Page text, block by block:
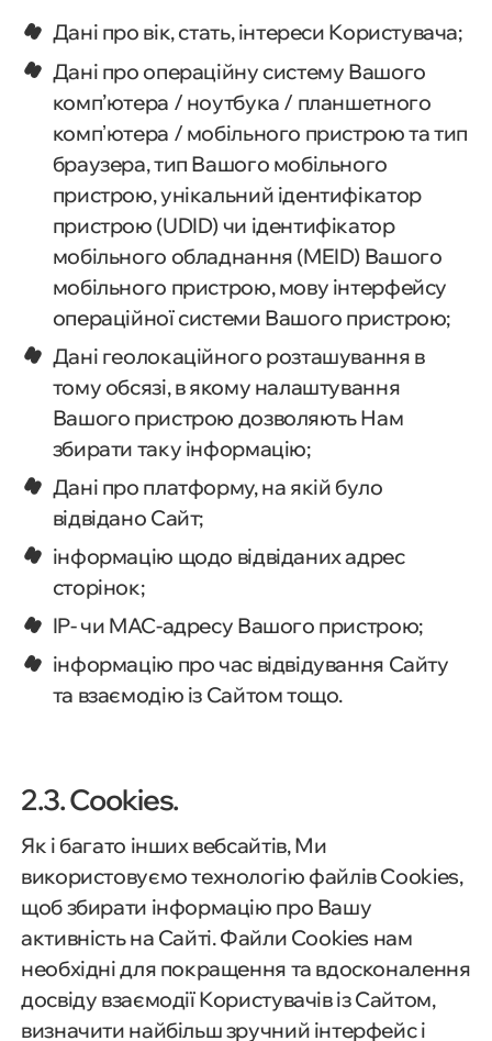
Дані про вік, стать, інтереси Користувача;
Дані про операційну систему Вашого
комп’ютера / ноутбука / планшетного
компʼютера / мобільного пристрою та тип
браузера, тип Вашого мобільного
пристрою, унікальний ідентифікатор
пристрою (UDID) чи ідентифікатор
мобільного обладнання (MEID) Вашого
мобільного пристрою, мову інтерфейсу
операційної системи Вашого пристрою;
Дані геолокаційного розташування в
тому обсязі, в якому налаштування
Вашого пристрою дозволяють Нам
збирати таку інформацію;
Дані про платформу, на якій було
відвідано Сайт;
інформацію щодо відвіданих адрес
сторінок;
IP- чи MAC-адресу Вашого пристрою;
інформацію про час відвідування Сайту
та взаємодію із Сайтом тощо.
2.3. Cookies.
Як і багато інших вебсайтів, Ми
використовуємо технологію файлів Cookies,
щоб збирати інформацію про Вашу
активність на Сайті. Файли Cookies нам
необхідні для покращення та вдосконалення
досвіду взаємодії Користувачів із Сайтом,
визначити найбільш зручний інтерфейс і